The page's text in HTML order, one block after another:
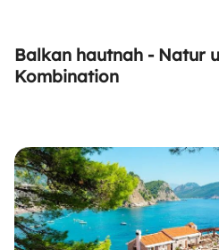
Balkan hautnah - Natur
Kombination